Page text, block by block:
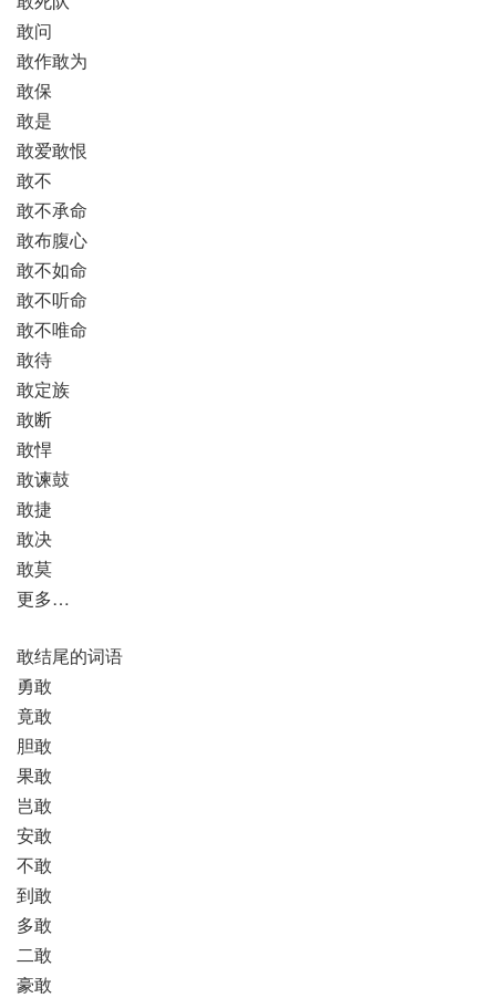
敢问
敢作敢为
敢保
敢是
敢爱敢恨
敢不
敢不承命
敢布腹心
敢不如命
敢不听命
敢不唯命
敢待
敢定族
敢断
敢悍
敢谏鼓
敢捷
敢决
敢莫
更多…
敢结尾的词语
勇敢
竟敢
胆敢
果敢
岂敢
安敢
不敢
到敢
多敢
二敢
豪敢